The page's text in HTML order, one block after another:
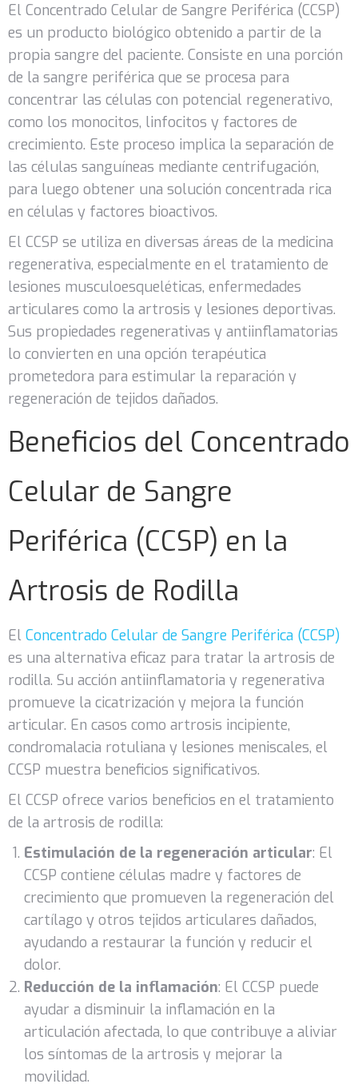
El Concentrado Celular de Sangre Periférica (CCSP)
es un producto biológico obtenido a partir de la
propia sangre del paciente. Consiste en una porción
de la sangre periférica que se procesa para
concentrar las células con potencial regenerativo,
como los monocitos, linfocitos y factores de
crecimiento. Este proceso implica la separación de
las células sanguíneas mediante centrifugación,
para luego obtener una solución concentrada rica
en células y factores bioactivos.
El CCSP se utiliza en diversas áreas de la medicina
regenerativa, especialmente en el tratamiento de
lesiones musculoesqueléticas, enfermedades
articulares como la artrosis y lesiones deportivas.
Sus propiedades regenerativas y antiinflamatorias
lo convierten en una opción terapéutica
prometedora para estimular la reparación y
regeneración de tejidos dañados.
Beneficios del Concentrado
Celular de Sangre
Periférica (CCSP) en la
Artrosis de Rodilla
El Concentrado Celular de Sangre Periférica (CCSP)
es una alternativa eficaz para tratar la artrosis de
rodilla. Su acción antiinflamatoria y regenerativa
promueve la cicatrización y mejora la función
articular. En casos como artrosis incipiente,
condromalacia rotuliana y lesiones meniscales, el
CCSP muestra beneficios significativos.
El CCSP ofrece varios beneficios en el tratamiento
de la artrosis de rodilla:
Estimulación de la regeneración articular: El
CCSP contiene células madre y factores de
crecimiento que promueven la regeneración del
cartílago y otros tejidos articulares dañados,
ayudando a restaurar la función y reducir el
dolor.
Reducción de la inflamación: El CCSP puede
ayudar a disminuir la inflamación en la
articulación afectada, lo que contribuye a aliviar
los síntomas de la artrosis y mejorar la
movilidad.